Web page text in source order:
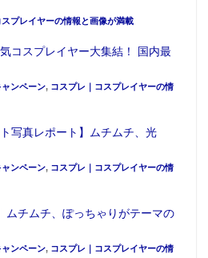
月)～4月5日(日)
は対象店限定のプレゼントと
アウト）でご注文の際に「艦
希望」とお伝えください。
1つにつき「特製マウスパッ
はなくなり次第終了となりま
プレイヤーの情報と画像が満載
気コスプレイヤー大集結！ 国内最
ンペーン, コスプレ｜コスプレイヤーの情
ト写真レポート】ムチムチ、光
ンペーン, コスプレ｜コスプレイヤーの情
ムチムチ、ぽっちゃりがテーマの
ンペーン, コスプレ｜コスプレイヤーの情